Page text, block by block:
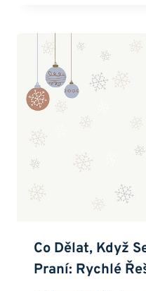
Co Dělat, Když
Praní: Rychlé